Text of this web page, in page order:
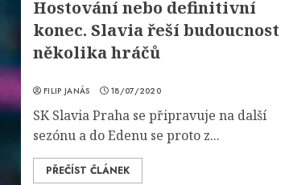
Hostování nebo definitivní
konec. Slavia řeší budoucnost
několika hráčů
FILIP JANÁS 18/07/2020
SK Slavia Praha se připravuje na další
sezónu a do Edenu se proto z...
PŘEČÍST ČLÁNEK